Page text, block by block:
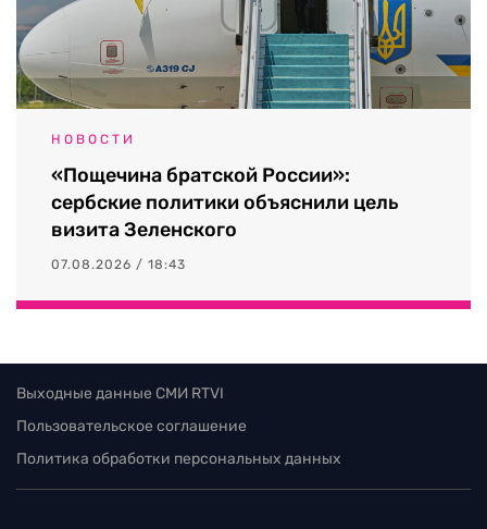
НОВОСТИ
«Пощечина братской России»:
сербские политики объяснили цель
визита Зеленского
07.08.2026 / 18:43
Выходные данные СМИ RTVI
Пользовательское соглашение
Политика обработки персональных данных